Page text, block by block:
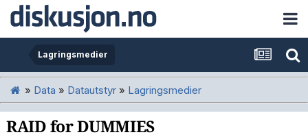
Lagringsmedier
» Data » Datautstyr » Lagringsmedier
RAID for DUMMIES